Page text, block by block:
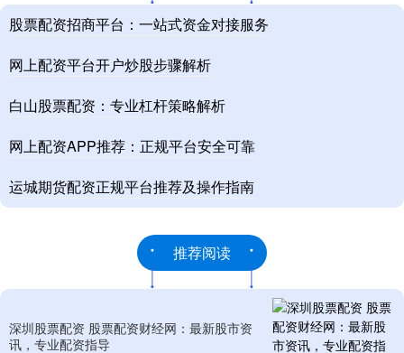
股票配资招商平台：一站式资金对接服务
网上配资平台开户炒股步骤解析
白山股票配资：专业杠杆策略解析
网上配资APP推荐：正规平台安全可靠
运城期货配资正规平台推荐及操作指南
推荐阅读
深圳股票配资 股票配资财经网：最新股市资
讯，专业配资指导